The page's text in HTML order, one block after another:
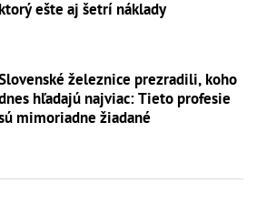
ktorý ešte aj šetrí náklady
železnice prezradili, koho
hľadajú najviac: Tieto profesie
mimoriadne žiadané